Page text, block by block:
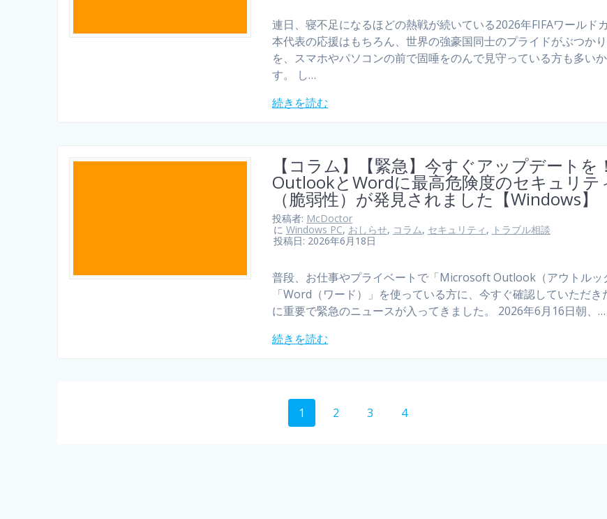
連日、寝不足になるほどの熱戦が続いている2026年FIFAワールド
本代表の応援はもちろん、世界の強豪国同士のプライドがぶつか
を、スマホやパソコンの前で固唾をのんで見守っている方も多い
す。 し…
続きを読む
【コラム】【緊急】今すぐアップデートを！
OutlookとWordに最高危険度のセキュリテ
（脆弱性）が発見されました【Windows】
投稿者: McDoctor
に Windows PC, おしらせ, コラム, セキュリティ , トラブル相談
投稿日: 2026年6月18日
普段、お仕事やプライベートで「Microsoft Outlook（アウトルッ
「Word（ワード）」を使っている方に、今すぐ確認していただき
に重要で緊急のニュースが入ってきました。 2026年6月16日朝、…
続きを読む
1 2 3 4